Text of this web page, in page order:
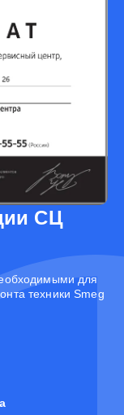
СЦ
для
техники Smeg